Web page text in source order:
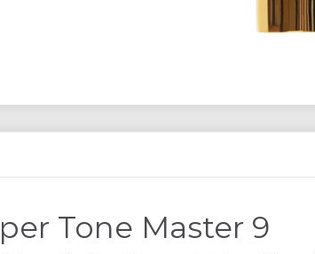
Tone Master 9